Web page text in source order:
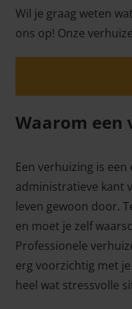
Wil je graag weten
ons op! Onze
Waarom een
Een verhuizing is
administratieve kant
leven gewoon door.
en moet je zelf
Professionele
erg voorzichtig met
heel wat stressvolle